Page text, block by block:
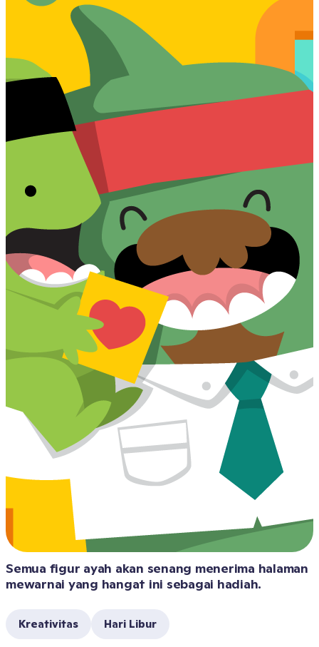
Semua figur ayah akan senang menerima halaman
mewarnai yang hangat ini sebagai hadiah.
Kreativitas Hari Libur